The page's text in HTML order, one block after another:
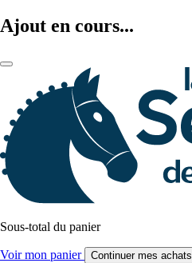
Ajout en cours...
Sous-total du panier
Voir mon panier Continuer mes achats